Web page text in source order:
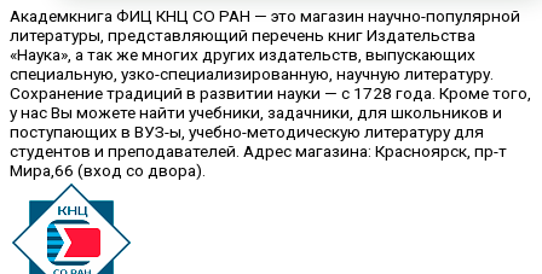
Академкнига ФИЦ КНЦ СО РАН — это магазин научно-популярной
литературы, представляющий перечень книг Издательства
«Наука», а так же многих других издательств, выпускающих
специальную, узко-специализированную, научную литературу.
Сохранение традиций в развитии науки — с 1728 года. Кроме того,
у нас Вы можете найти учебники, задачники, для школьников и
поступающих в ВУЗ-ы, учебно-методическую литературу для
студентов и преподавателей. Адрес магазина: Красноярск, пр-т
Мира,66 (вход со двора).